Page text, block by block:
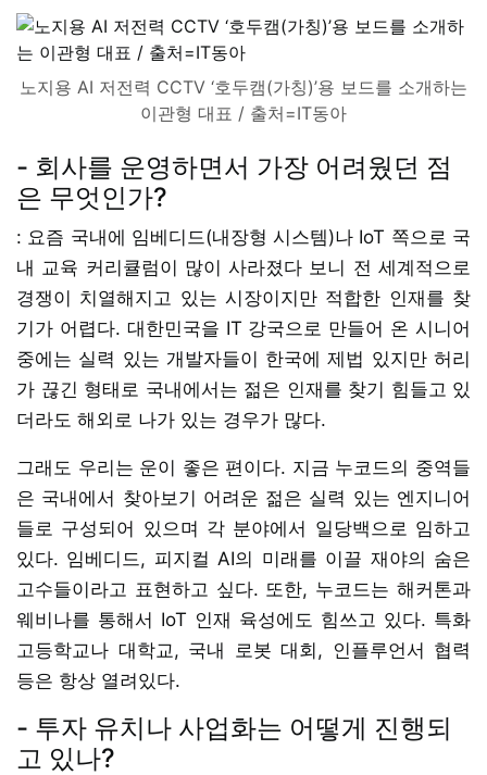
노지용 AI 저전력 CCTV ‘호두캠(가칭)’용 보드를 소개하는
이관형 대표 / 출처=IT동아
- 회사를 운영하면서 가장 어려웠던 점
은 무엇인가?
: 요즘 국내에 임베디드(내장형 시스템)나 IoT 쪽으로 국
내 교육 커리큘럼이 많이 사라졌다 보니 전 세계적으로
경쟁이 치열해지고 있는 시장이지만 적합한 인재를 찾
기가 어렵다. 대한민국을 IT 강국으로 만들어 온 시니어
중에는 실력 있는 개발자들이 한국에 제법 있지만 허리
가 끊긴 형태로 국내에서는 젊은 인재를 찾기 힘들고 있
더라도 해외로 나가 있는 경우가 많다.
그래도 우리는 운이 좋은 편이다. 지금 누코드의 중역들
은 국내에서 찾아보기 어려운 젊은 실력 있는 엔지니어
들로 구성되어 있으며 각 분야에서 일당백으로 임하고
있다. 임베디드, 피지컬 AI의 미래를 이끌 재야의 숨은
고수들이라고 표현하고 싶다. 또한, 누코드는 해커톤과
웨비나를 통해서 IoT 인재 육성에도 힘쓰고 있다. 특화
고등학교나 대학교, 국내 로봇 대회, 인플루언서 협력
등은 항상 열려있다.
- 투자 유치나 사업화는 어떻게 진행되
고 있나?